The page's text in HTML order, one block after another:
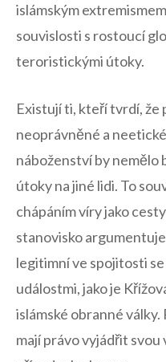
islámským
souvislosti⁢ s rostoucí
teroristickými útoky.
Existují ti, kteří tvrdí,⁢ že
neoprávněné a
náboženství by nemělo
útoky na jiné lidi.‍ To
chápáním víry jako
stanovisko
legitimní ve spojitosti
událostmi, jako je
islámské obranné
mají právo vyjádřit